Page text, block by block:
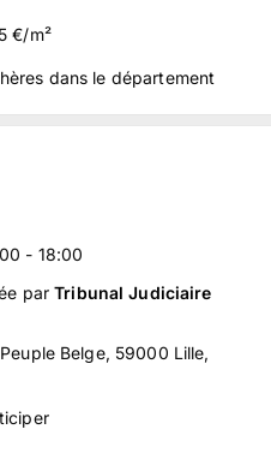
€/m²
dans le département
- 18:00
parTribunal Judiciaire
Belge, 59000 Lille,